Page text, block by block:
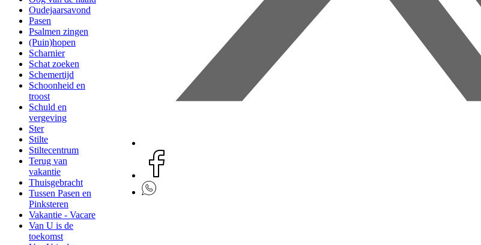
Oudejaarsavond
Pasen
Psalmen zingen
(Puin)hopen
Scharnier
Schat zoeken
Schemertijd
Schoonheid en
troost
Schuld en
vergeving
Ster
Stilte
Stiltecentrum
Terug van
vakantie
Thuisgebracht
Tussen Pasen en
Pinksteren
Vakantie - Vacare
Van U is de
toekomst